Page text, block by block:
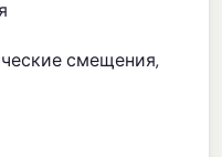
смещения,